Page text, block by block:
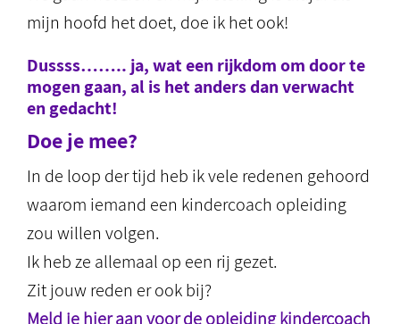
mijn hoofd het doet, doe ik het ook!
Dussss…….. ja, wat een rijkdom om door te
mogen gaan, al is het anders dan verwacht
en gedacht!
Doe je mee?
In de loop der tijd heb ik vele redenen gehoord
waarom iemand een kindercoach opleiding
zou willen volgen.
Ik heb ze allemaal op een rij gezet.
Zit jouw reden er ook bij?
Meld je hier aan voor de opleiding kindercoach